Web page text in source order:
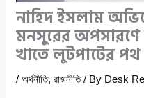
নাহিদ ইসলাম
মনসুরের
খাতে লুটপাটের
/অর্থনীতি,রাজনীতি/ By Desk